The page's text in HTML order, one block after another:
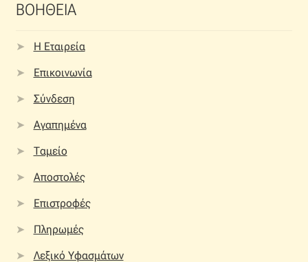
ΒΟΗΘΕΙΑ
Η Εταιρεία
Επικοινωνία
Σύνδεση
Αγαπημένα
Ταμείο
Αποστολές
Επιστροφές
Πληρωμές
Λεξικό Υφασμάτων